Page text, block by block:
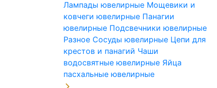
Лампады ювелирные Мощевики и
ковчеги ювелирные Панагии
ювелирные Подсвечники ювелирные
Разное Сосуды ювелирные Цепи для
крестов и панагий Чаши
водосвятные ювелирные Яйца
пасхальные ювелирные